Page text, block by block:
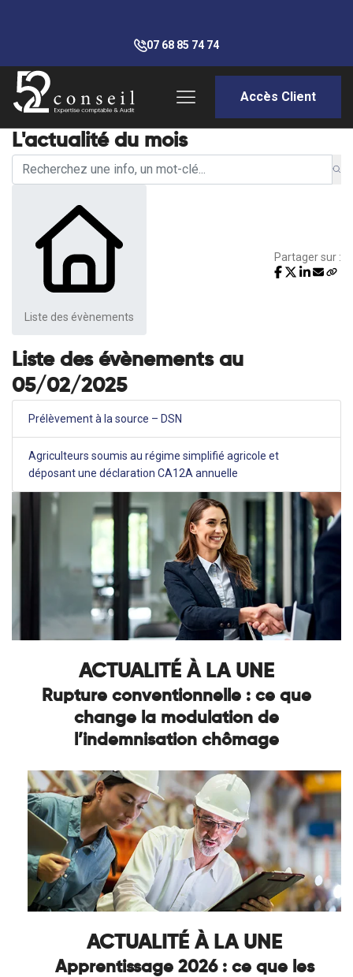
07 68 85 74 74
Accès Client
L'actualité du mois
Liste des évènements
Partager sur :
Liste des évènements au
05/02/2025
Prélèvement à la source – DSN
Agriculteurs soumis au régime simplifié agricole et
déposant une déclaration CA12A annuelle
ACTUALITÉ À LA UNE
Rupture conventionnelle : ce que
change la modulation de
l’indemnisation chômage
ACTUALITÉ À LA UNE
Apprentissage 2026 : ce que les